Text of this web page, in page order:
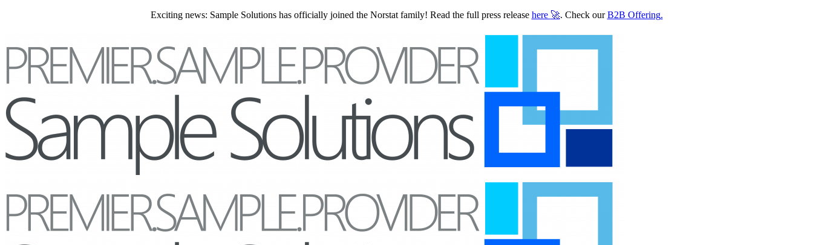
Exciting news: Sample Solutions has officially joined the Norstat family! Read the full press release here 🚀. Check ourB2B Offering.